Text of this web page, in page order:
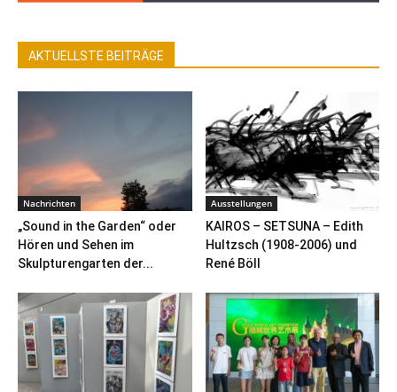
AKTUELLSTE BEITRÄGE
Nachrichten
„Sound in the Garden“ oder
Hören und Sehen im
Skulpturengarten der...
Ausstellungen
KAIROS – SETSUNA – Edith
Hultzsch (1908-2006) und
René Böll